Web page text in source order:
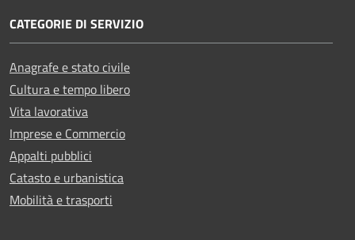
CATEGORIE DI SERVIZIO
Anagrafe e stato civile
Cultura e tempo libero
Vita lavorativa
Imprese e Commercio
Appalti pubblici
Catasto e urbanistica
Mobilità e trasporti